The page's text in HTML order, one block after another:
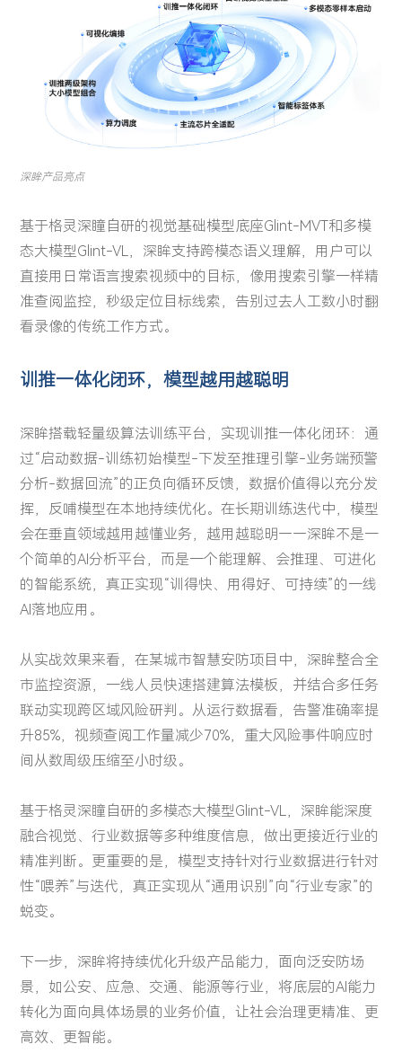
深眸产品亮点
基于格灵深瞳自研的视觉基础模型底座Glint-MVT和多模
态大模型Glint-VL，深眸支持跨模态语义理解，用户可以
直接用日常语言搜索视频中的目标，像用搜索引擎一样精
准查阅监控，秒级定位目标线索，告别过去人工数小时翻
看录像的传统工作方式。
训推一体化闭环，模型越用越聪明
深眸搭载轻量级算法训练平台，实现训推一体化闭环：通
过“启动数据-训练初始模型-下发至推理引擎-业务端预警
分析-数据回流”的正负向循环反馈，数据价值得以充分发
挥，反哺模型在本地持续优化。在长期训练迭代中，模型
会在垂直领域越用越懂业务，越用越聪明——深眸不是一
个简单的AI分析平台，而是一个能理解、会推理、可进化
的智能系统，真正实现“训得快、用得好、可持续”的一线
AI落地应用。
从实战效果来看，在某城市智慧安防项目中，深眸整合全
市监控资源，一线人员快速搭建算法模板，并结合多任务
联动实现跨区域风险研判。从运行数据看，告警准确率提
升85%，视频查阅工作量减少70%，重大风险事件响应时
间从数周级压缩至小时级。
基于格灵深瞳自研的多模态大模型Glint-VL，深眸能深度
融合视觉、行业数据等多种维度信息，做出更接近行业的
精准判断。更重要的是，模型支持针对行业数据进行针对
性“喂养”与迭代，真正实现从“通用识别”向“行业专家”的
蜕变。
下一步，深眸将持续优化升级产品能力，面向泛安防场
景，如公安、应急、交通、能源等行业，将底层的AI能力
转化为面向具体场景的业务价值，让社会治理更精准、更
高效、更智能。